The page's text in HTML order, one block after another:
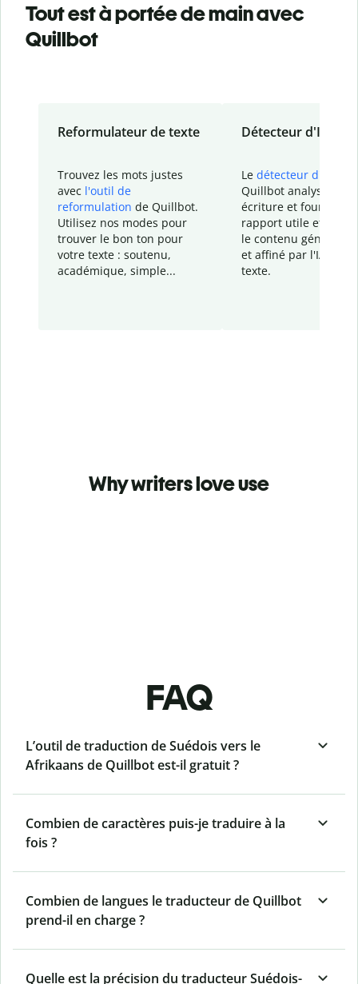
Tout est à portée de main avec
Quillbot
Reformulateur de texte
Trouvez les mots justes
avec l'outil de
reformulation de Quillbot.
Utilisez nos modes pour
trouver le bon ton pour
votre texte : soutenu,
académique, simple...
Détecteur d'IA
Le détecteur d'IA
Quillbot analyse votre
écriture et fournit un
rapport utile et
le contenu généré
et affiné par l'IA
texte.
Why writers love use
FAQ
L’outil de traduction de Suédois vers le
Afrikaans de Quillbot est-il gratuit ?
Combien de caractères puis-je traduire à la
fois ?
Combien de langues le traducteur de Quillbot
prend-il en charge ?
Quelle est la précision du traducteur Suédois-